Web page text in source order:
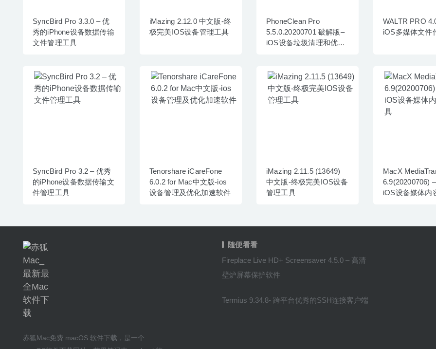
SyncBird Pro 3.3.0 – 优
秀的iPhone设备数据传输
文件管理工具
iMazing 2.12.0 中文版-终
极完美IOS设备管理工具
PhoneClean Pro
5.5.0.20200701 破解版–
iOS设备垃圾清理和优化
WALTR PRO
iOS多媒体文件
SyncBird Pro 3.2 – 优秀
的iPhone设备数据传输文
件管理工具
Tenorshare iCareFone
6.0.2 for Mac中文版-ios
设备管理及优化加速软件
iMazing 2.11.5 (13649)
中文版-终极完美IOS设备
管理工具
MacX
6.9(20200706) – 优秀的
iOS设备媒体内
赤狐Mac免费 macOS 软件下载 ，是一个
随便看看
Fireplace Live HD+ Screensaver 4.5.0 – 高清
壁炉屏幕保护软件
Termius 9.34.8- 跨平台优秀的SSH连接客户端